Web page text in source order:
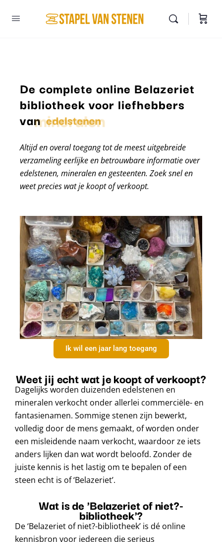
De complete online Belazeriet
bibliotheek voor liefhebbers
van
edelstenen
mineralen
Altijd en overal toegang tot de meest uitgebreide
verzameling eerlijke en betrouwbare informatie over
edelstenen, mineralen en gesteenten. Zoek snel en
weet precies wat je koopt of verkoopt.
Ik wil een jaar lang toegang
Weet jij echt wat je koopt of verkoopt?
Dagelijks worden duizenden edelstenen en
mineralen verkocht onder allerlei commerciële- en
fantasienamen. Sommige stenen zijn bewerkt,
volledig door de mens gemaakt, of worden onder
een misleidende naam verkocht, waardoor ze iets
anders lijken dan wat wordt beloofd. Zonder de
juiste kennis is het lastig om te bepalen of een
steen echt is of ‘Belazeriet’.
Wat is de 'Belazeriet of niet?-
bibliotheek'?
De ‘Belazeriet of niet?-bibliotheek’ is dé online
kennisbron voor iedereen die serieus